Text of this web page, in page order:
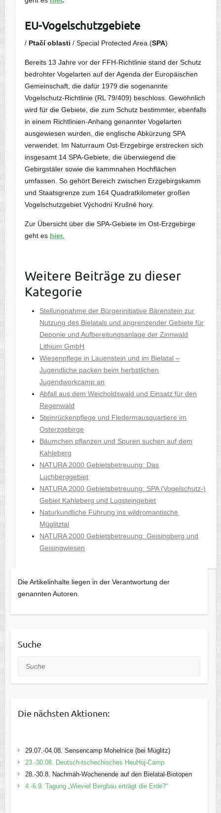
EU-Vogelschutzgebiete
/ Ptačí oblasti / Special Protected Area (SPA)
Bereits 13 Jahre vor der FFH-Richtlinie stand der Schutz
bedrohter Vogelarten auf der Agenda der Europäischen
Gemeinschaft, die dafür 1979 die sogenannte
Vogelschutz-Richtlinie (RL 79/409) beschloss. Gewöhnlich
wird für die Gebiete, die zum Schutz bestimmter, ebenfalls
in einem Richtlinien-Anhang genannter Vogelarten
ausgewiesen wurden, die englische Abkürzung SPA
verwendet. Im Naturraum Ost-Erzgebirge erstrecken sich
insgesamt 14 SPA-Gebiete, die überwiegend die
Gebirgstäler sowie die kammnahen Hochflächen
umfassen. So gehört Bereich zwischen Erzgebirgskamm
und Staatsgrenze zum 164 Quadratkilometer großen
Vogelschutzgebiet Východní Krušné hory.
Zur Übersicht über die SPA-Gebiete im Ost-Erzgebirge
geht es hier.
Weitere Beiträge zu dieser
Kategorie
Stellungnahme der Bürgerinitiative Bärenstein zur
Nutzung des Bielatals und angrenzender Gebiete für
Deponie und Aufbereitungsanlage der Zinnwald
Lithium GmbH
Wiesenpflege in Lauenstein und im Bielatal –
Jugendliche packen beim herbstlichen
Jugendworkcamp an
Abfall aus dem Weicholdswald und Einsatz für den
Regenwald
Steinrückenpflege und Fledermausquartiere im
Osterzgebirge
Bäumchen pflanzen und Spuren suchen auf dem
Kahleberg
NATURA 2000 Gebietsbetreuung: Das
Luchberggebiet
NATURA 2000 Gebietsbetreuung: SPA (Vogelschutz-)
Gebiet Kahleberg und Lugsteingebiet
Naturkundliche Führung ins wildromantische
Müglitztal
NATURA 2000 Gebietsbetreuung: Geisingberg und
Geisingwiesen
Die Artikelinhalte liegen in der Verantwortung der
genannten Autoren.
Suche
Suche
Die nächsten Aktionen:
29.07.-04.08. Sensencamp Mohelnice (bei Müglitz)
23.-30.08. Deutsch-tschechisches HeuHoj-Camp
28.-30.8. Nachmäh-Wochenende auf den Bielatal-Biotopen
4.-6.9. Tagung „Wieviel Bergbau erträgt die Erde?“